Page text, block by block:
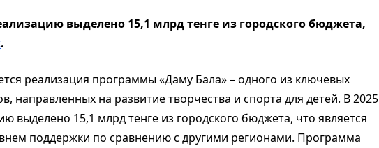
выделено 15,1 млрд тенге из городского бюджета,
.
реализация программы «Даму Бала» – одного из ключевых
направленных на развитие творчества и спорта для детей. В 2025
выделено 15,1 млрд тенге из городского бюджета, что является
поддержки по сравнению с другими регионами. Программа